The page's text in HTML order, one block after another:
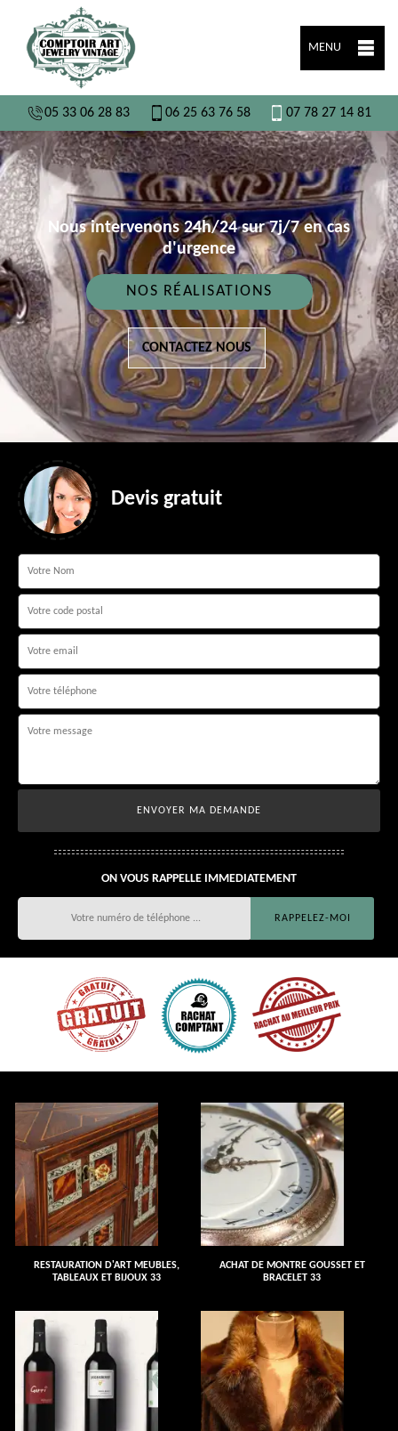
MENU
05 33 06 28 83 06 25 63 76 58 07 78 27 14 81
Nous intervenons 24h/24 sur 7j/7 en cas
d'urgence
NOS RÉALISATIONS
CONTACTEZ NOUS
Devis gratuit
ON VOUS RAPPELLE IMMEDIATEMENT
RESTAURATION D'ART MEUBLES,
TABLEAUX ET BIJOUX 33
ACHAT DE MONTRE GOUSSET ET
BRACELET 33